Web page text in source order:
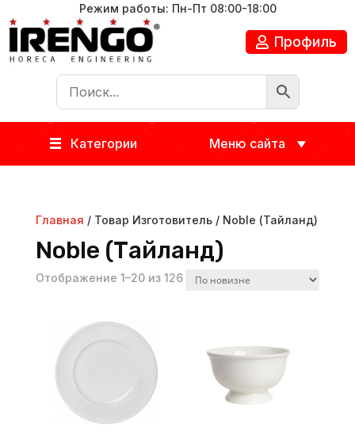
Режим работы: Пн-Пт 08:00-18:00
Профиль
Категории Меню сайта
Главная / Товар Изготовитель / Noble (Тайланд)
Noble (Тайланд)
Отображение 1–20 из 126